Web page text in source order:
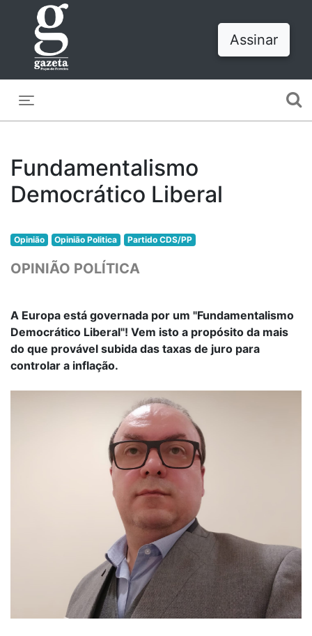
Assinar
Fundamentalismo
Democrático Liberal
Opinião Opinião Politica Partido CDS/PP
OPINIÃO POLÍTICA
A Europa está governada por um "Fundamentalismo
Democrático Liberal"! Vem isto a propósito da mais
do que provável subida das taxas de juro para
controlar a inflação.